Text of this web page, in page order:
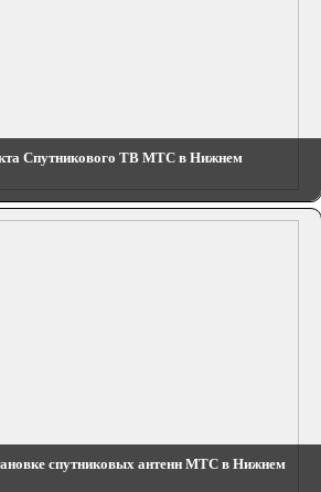
Спутникового ТВ МТС в Нижнем
спутниковых антенн МТС в Нижнем